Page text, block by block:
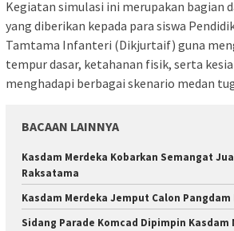
Kegiatan simulasi ini merupakan bagian
yang diberikan kepada para siswa
Tamtama Infanteri (Dikjurtaif) guna
tempur dasar, ketahanan fisik, serta
menghadapi berbagai skenario medan
BACAAN LAINNYA
Kasdam Merdeka Kobarkan Semangat
Raksatama
Kasdam Merdeka Jemput Calon Pangdam
Sidang Parade Komcad Dipimpin Kasdam